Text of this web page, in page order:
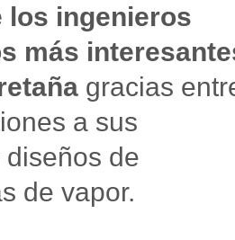
los ingenieros
más
gracias
a sus
de
de vapor.